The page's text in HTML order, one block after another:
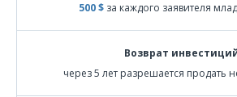
500 $ за каждого заявителя
Возврат
через 5 лет разрешается продать